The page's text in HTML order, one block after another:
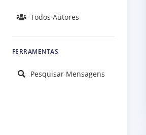
Todos Autores
FERRAMENTAS
Pesquisar Mensagens